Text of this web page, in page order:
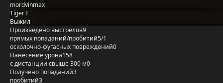
mordvinmax
Tiger I
Выжил
Произведено выстрелов9
прямых попаданий/пробитий5/1
осколочно-фугасных повреждений0
Нанесение урона158
с дистанции свыше 300 м0
Получено попаданий3
пробитий3